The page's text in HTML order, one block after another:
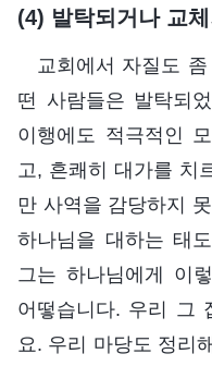
(4) 발탁되거나 교
교회에서 자질도
떤 사람들은 발탁되
이행에도 적극적인
고, 흔쾌히 대가를 치
만 사역을 감당하지
하나님을 대하는 태
그는 하나님에게 이
어떻습니다. 우리 그
요. 우리 마당도 정리